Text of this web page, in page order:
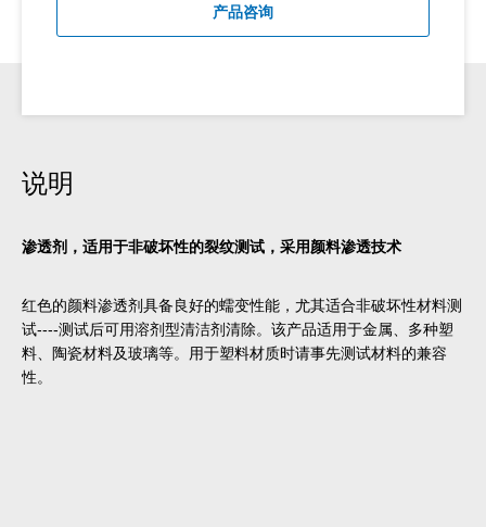
产品咨询
说明
渗透剂，适用于非破坏性的裂纹测试，采用颜料渗透技术
红色的颜料渗透剂具备良好的蠕变性能，尤其适合非破坏性材料测
试----测试后可用溶剂型清洁剂清除。该产品适用于金属、多种塑
料、陶瓷材料及玻璃等。用于塑料材质时请事先测试材料的兼容
性。